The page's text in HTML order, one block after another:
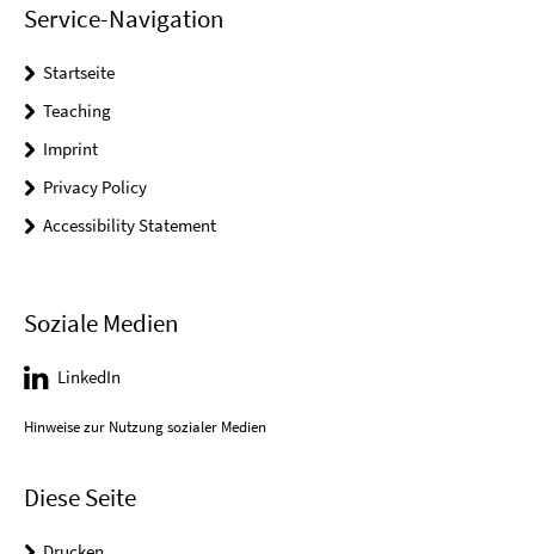
Service-Navigation
Startseite
Teaching
Imprint
Privacy Policy
Accessibility Statement
Soziale Medien
LinkedIn
Hinweise zur Nutzung sozialer Medien
Diese Seite